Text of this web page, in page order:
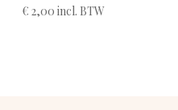
€ 2,00 incl. BTW